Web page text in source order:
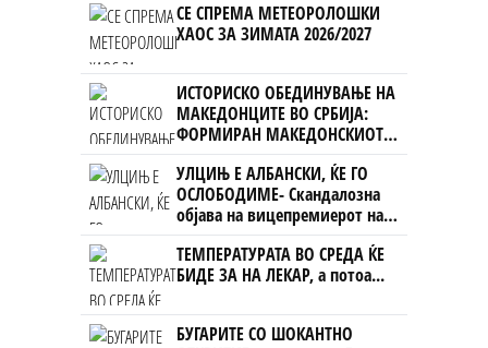
СЕ СПРЕМА МЕТЕОРОЛОШКИ
ХАОС ЗА ЗИМАТА 2026/2027
ИСТОРИСКО ОБЕДИНУВАЊЕ НА
МАКЕДОНЦИТЕ ВО СРБИЈА:
ФОРМИРАН МАКЕДОНСКИОТ
НАЦИОНАЛЕН СОЈУЗ
УЛЦИЊ Е АЛБАНСКИ, ЌЕ ГО
ОСЛОБОДИМЕ- Скандалозна
објава на вицепремиерот на
Црна Гора
ТЕМПЕРАТУРАТА ВО СРЕДА ЌЕ
БИДЕ ЗА НА ЛЕКАР, а потоа...
БУГАРИТЕ СО ШОКАНТНО